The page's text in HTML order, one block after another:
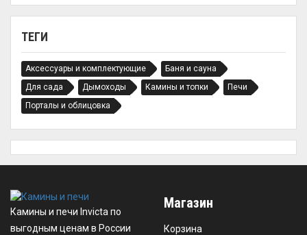
ТЕГИ
Аксессуары и комплектующие
Баня и сауна
Для сада
Дымоходы Камины и топки
Печи
Порталы и облицовка
Камины и печи Invicta по
выгодным ценам в России
Магазин
Корзина